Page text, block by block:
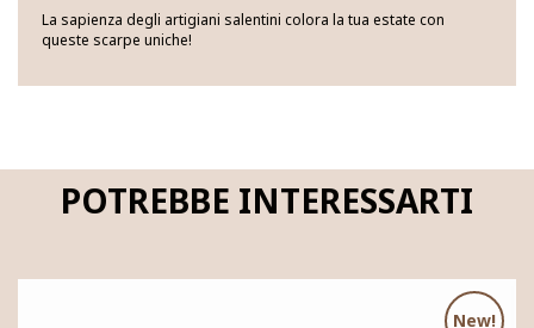
La sapienza degli artigiani salentini colora la tua estate con
queste scarpe uniche!
POTREBBE INTERESSARTI
New!